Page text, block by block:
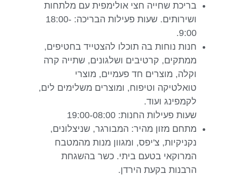
בריכת שחייה חצי אולימפית עם מלתחות
ושירותים. שעות פעילות הבריכה: 18:00-
9:00.
חנות נוחות בה תוכלו להצטייד בחטיפים,
ממתקים, קרטיבים ושלגונים, שתייה קרה
וקלה, מוצרים חד פעמיים, מוצרי
טואלטיקה וטיפוח, ומוצרים משלימים לים,
לקמפינג ועוד.
שעות פעילות החנות: 19:00-08:00
מתחם מזון מהיר: המבורגר, שניצלונים,
נקניקיות, צ'יפס, ומגוון מנות מהמטבח
המרוקאי בטעם ביתי. כשר בהשגחת
הרבנות בקעת הירדן.